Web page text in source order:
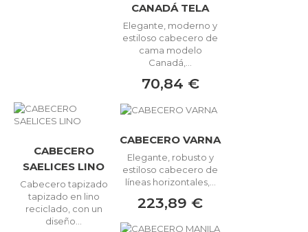
CANADÁ TELA
Elegante, moderno y
estiloso cabecero de
cama modelo
Canadá,...
70,84 €
CABECERO
SAELICES LINO
Cabecero tapizado
tapizado en lino
reciclado, con un
diseño...
CABECERO VARNA
Elegante, robusto y
estiloso cabecero de
líneas horizontales,...
223,89 €